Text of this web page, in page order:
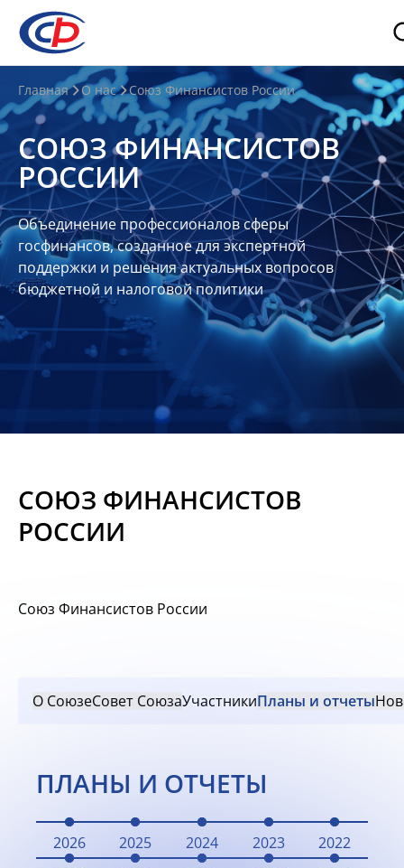
О
нас
О
СФР
Совет
Союза
Участники
Планы
отчеты
Контакты
Материалы
Главная О нас Союз Финансистов России
СОЮЗ ФИНАНСИСТОВ
РОССИИ
Объединение профессионалов сферы
госфинансов, созданное для экспертной
поддержки и решения актуальных вопросов
бюджетной и налоговой политики
СОЮЗ ФИНАНСИСТОВ
РОССИИ
Союз Финансистов России
О СоюзеСовет СоюзаУчастникиПланы и отчеты
ПЛАНЫ И ОТЧЕТЫ
2026 2025 2024 2023
2022